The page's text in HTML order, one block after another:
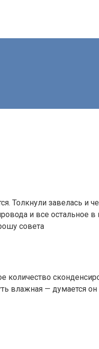
Толкнули завелась и
и все остальное
совета
количество
влажная — думается